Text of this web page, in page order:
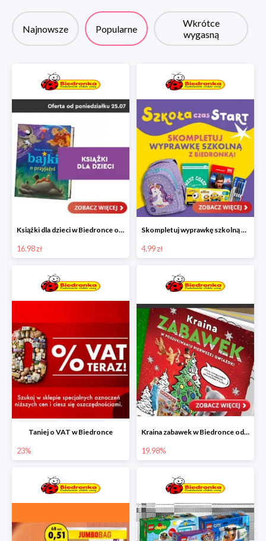
Najnowsze Popularne
Wkrótce
wygasną
Książki dla dzieci w Biedronce od 16,99 zł
16.98 zł
Skompletuj wyprawkę szkolną z Biedronką od 4,99 zł
4.99 zł
Taniej o VAT w Biedronce
23%
Kraina zabawek w Biedronce od 19,99 zł
19.98%